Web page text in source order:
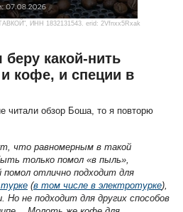
ИНН 1832131543. erid: 2Vfnxx5Rxak
какой-нить
кофе, и специи в
читали обзор Боша, то я повторю
что равномерным в такой
только помол «в пыль»,
помол отлично подходит для
(в том числе в электротурке),
Но не подходит для других способов